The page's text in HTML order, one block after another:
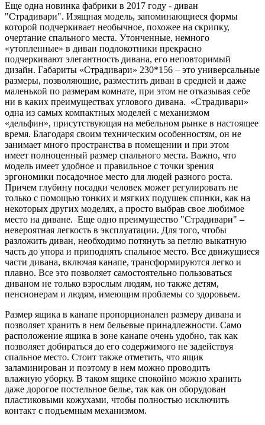
Еще одна новинка фабрики в 2017 году - диван
"Страдивари". Изящная модель, запоминающиеся формы
которой подчеркивает необычное, похожее на скрипку,
очертание спального места. Утонченные, немного
«утопленные» в диван подлокотники прекрасно
подчеркивают элегантность дивана, его неповторимый
дизайн. Габариты «Страдивари» 230*156 – это универсальные
размеры, позволяющие, разместить диван в средней и даже
маленькой по размерам комнате, при этом не отказывая себе
ни в каких преимуществах углового дивана. «Страдивари»
одна из самых компактных моделей с механизмом
«дельфин», присутствующая на мебельном рынке в настоящее
время. Благодаря своим техническим особенностям, он не
занимает много пространства в помещении и при этом
имеет полноценный размер спального места. Важно, что
модель имеет удобное и правильное с точки зрения
эргономики посадочное место для людей разного роста.
Причем глубину посадки человек может регулировать не
только с помощью тонких и мягких подушек спинки, как на
некоторых других моделях, а просто выбрав свое любимое
место на диване. Еще одно преимущество "Страдивари" –
невероятная легкость в эксплуатации. Для того, чтобы
разложить диван, необходимо потянуть за петлю выкатную
часть до упора и приподнять спальное место. Все движущиеся
части дивана, включая канапе, трансформируются легко и
плавно. Все это позволяет самостоятельно пользоваться
диваном не только взрослым людям, но также детям,
пенсионерам и людям, имеющим проблемы со здоровьем.
Размер ящика в канапе пропорционален размеру дивана и
позволяет хранить в нем бельевые принадлежности. Само
расположение ящика в зоне канапе очень удобно, так как
позволяет добираться до его содержимого не задействуя
спальное место. Стоит также отметить, что ящик
заламинирован и поэтому в нем можно проводить
влажную уборку. В таком ящике спокойно можно хранить
даже дорогое постельное белье, так как он оборудован
пластиковыми кожухами, чтобы полностью исключить
контакт с подъемным механизмом.